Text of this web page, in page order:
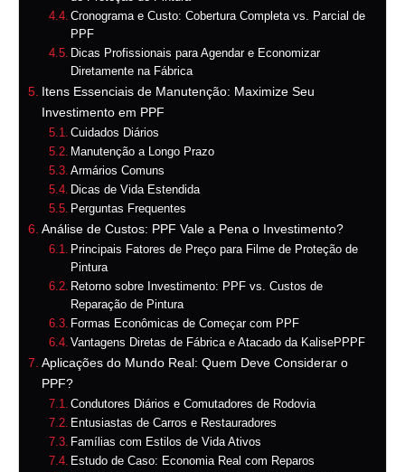
Cronograma e Custo: Cobertura Completa vs. Parcial de
PPF
Dicas Profissionais para Agendar e Economizar
Diretamente na Fábrica
Itens Essenciais de Manutenção: Maximize Seu
Investimento em PPF
Cuidados Diários
Manutenção a Longo Prazo
Armários Comuns
Dicas de Vida Estendida
Perguntas Frequentes
Análise de Custos: PPF Vale a Pena o Investimento?
Principais Fatores de Preço para Filme de Proteção de
Pintura
Retorno sobre Investimento: PPF vs. Custos de
Reparação de Pintura
Formas Econômicas de Começar com PPF
Vantagens Diretas de Fábrica e Atacado da KalisePPPF
Aplicações do Mundo Real: Quem Deve Considerar o
PPF?
Condutores Diários e Comutadores de Rodovia
Entusiastas de Carros e Restauradores
Famílias com Estilos de Vida Ativos
Estudo de Caso: Economia Real com Reparos